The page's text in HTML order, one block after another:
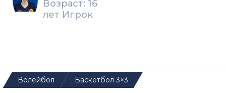
Возраст: 16
лет Игрок
Волейбол Баскетбол 3×3